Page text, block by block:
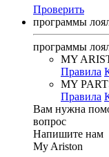
Проверить
программы
программы
MY
Правила
MY
Правила
Вам нужна
вопрос
Напишите нам
My Ariston